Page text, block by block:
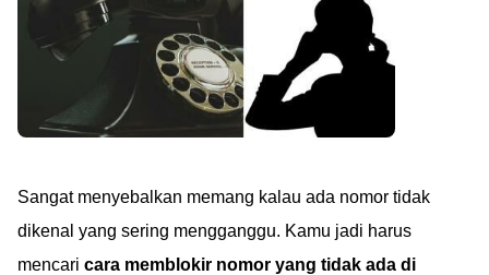
Sangat menyebalkan memang kalau ada nomor tidak
dikenal yang sering mengganggu. Kamu jadi harus
mencari cara memblokir nomor yang tidak ada di